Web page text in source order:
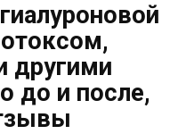
другими
до и после,